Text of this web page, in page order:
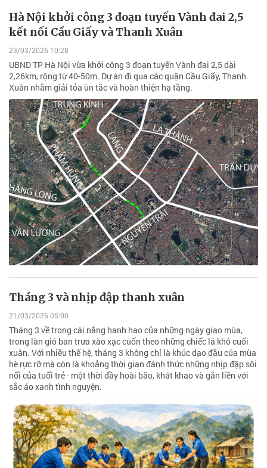
Hà Nội khởi công 3 đoạn tuyến Vành đai 2,5
kết nối Cầu Giấy và Thanh Xuân
23/03/2026 10:28
UBND TP Hà Nội vừa khởi công 3 đoạn tuyến Vành đai 2,5 dài
2,26km, rộng từ 40-50m. Dự án đi qua các quận Cầu Giấy, Thanh
Xuân nhằm giải tỏa ùn tắc và hoàn thiện hạ tầng.
Tháng 3 và nhịp đập thanh xuân
21/03/2026 05:00
Tháng 3 về trong cái nắng hanh hao của những ngày giao mùa,
trong làn gió ban trưa xào xạc cuốn theo những chiếc lá khô cuối
xuân. Với nhiều thế hệ, tháng 3 không chỉ là khúc dạo đầu của mùa
hè rực rỡ mà còn là khoảng thời gian đánh thức những nhịp đập sôi
nổi của tuổi trẻ - một thời đầy hoài bão, khát khao và gắn liền với
sắc áo xanh tình nguyện.